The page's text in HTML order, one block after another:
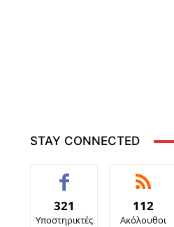
STAY CONNECTED
321
Υποστηρικτές
112
Ακόλουθοι